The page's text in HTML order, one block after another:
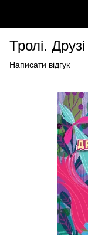
Тролі.
Написати відгук